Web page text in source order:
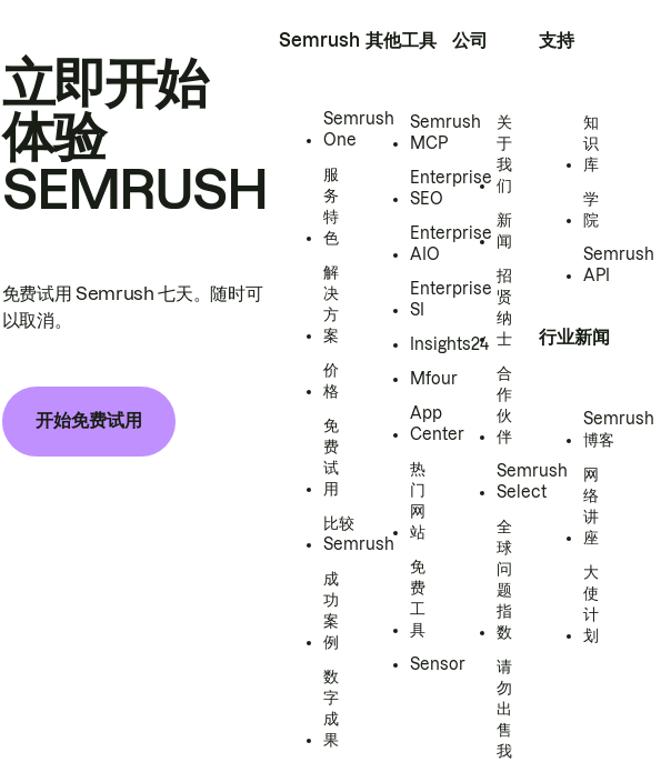
立即开始
体验
SEMRUSH
免费试用 Semrush 七天。随时可
以取消。
开始免费试用
Semrush
Semrush
One
服
务
特
色
解
决
方
案
价
格
免
费
试
用
比较
Semrush
成
功
案
例
数
字
成
果
其他工具
Semrush
MCP
Enterprise
SEO
Enterprise
AIO
Enterprise
SI
Insights24
Mfour
App
Center
热
门
网
站
免
费
工
具
Sensor
公司
关
于
我
们
新
闻
招
贤
纳
士
合
作
伙
伴
Semrush
Select
全
球
问
题
指
数
请
勿
出
售
我
支持
知
识
库
学
院
Semrush
API
行业新闻
Semrush
博客
网
络
讲
座
大
使
计
划